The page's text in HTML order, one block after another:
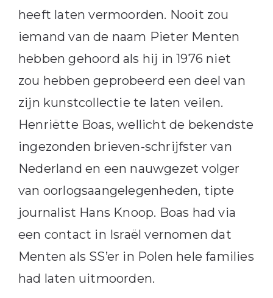
heeft laten vermoorden. Nooit zou
iemand van de naam Pieter Menten
hebben gehoord als hij in 1976 niet
zou hebben geprobeerd een deel van
zijn kunstcollectie te laten veilen.
Henriëtte Boas, wellicht de bekendste
ingezonden brieven-schrijfster van
Nederland en een nauwgezet volger
van oorlogsaangelegenheden, tipte
journalist Hans Knoop. Boas had via
een contact in Israël vernomen dat
Menten als SS’er in Polen hele families
had laten uitmoorden.